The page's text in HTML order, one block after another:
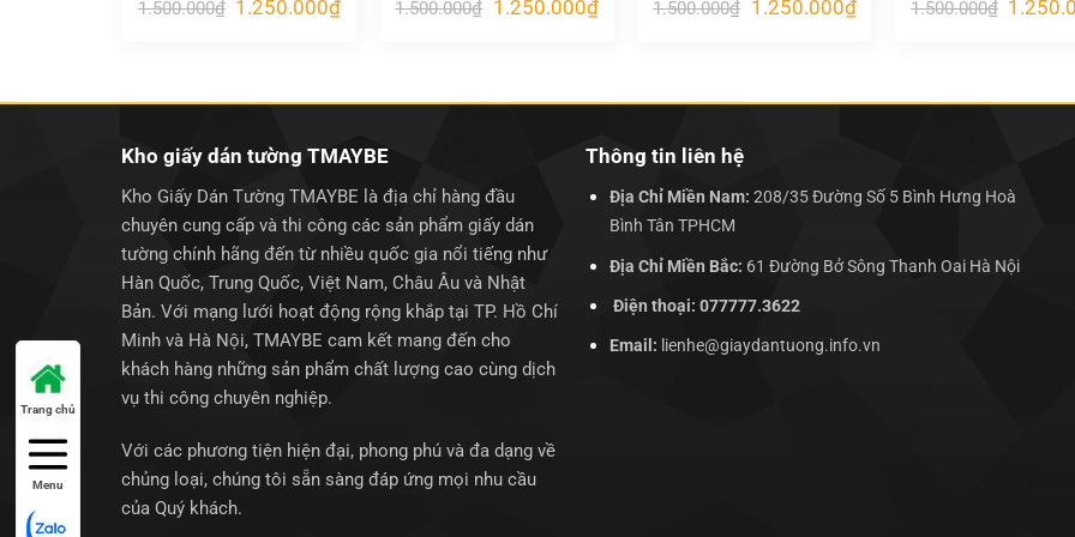
1.500.000₫ Giá
1.250.000₫Giá
1.500.000₫ Giá
1.250.000₫Giá
hiện
1.500.000₫ Giá
1.250.000₫Giá
hiện
1.500.000₫ Giá
Kho giấy dán tường TMAYBE
Kho Giấy Dán Tường TMAYBE là địa chỉ hàng đầu
chuyên cung cấp và thi công các sản phẩm giấy dán
tường chính hãng đến từ nhiều quốc gia nổi tiếng như
Hàn Quốc, Trung Quốc, Việt Nam, Châu Âu và Nhật
Bản. Với mạng lưới hoạt động rộng khắp tại TP. Hồ Chí
Minh và Hà Nội, TMAYBE cam kết mang đến cho
khách hàng những sản phẩm chất lượng cao cùng dịch
vụ thi công chuyên nghiệp.
Với các phương tiện hiện đại, phong phú và đa dạng về
chủng loại, chúng tôi sẵn sàng đáp ứng mọi nhu cầu
của Quý khách.
Thông tin liên hệ
Địa Chỉ Miền Nam: 208/35 Đường Số 5 Bình Hưng Hoà
Bình Tân TPHCM
Địa Chỉ Miền Bắc: 61 Đường Bở Sông Thanh Oai Hà Nội
Điện thoại: 077777.3622
Email: lienhe@giaydantuong.info.vn
Trang chủ
Menu